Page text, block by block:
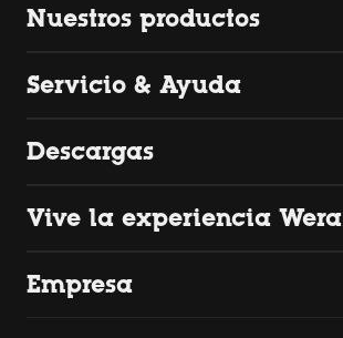
Nuestros productos
Servicio & Ayuda
Descargas
Vive la experiencia Wera
Empresa